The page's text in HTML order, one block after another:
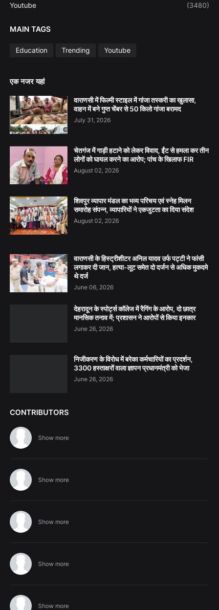
Youtube (3480)
MAIN TAGS
Education Trending Youtube
एक नजर यहां
वाराणसी में फिल्मी स्टाइल में गांजा तस्करी का खुलासा,
वाहन में बने गुप्त चेंबर से 50 किलो गांजा बरामद
July 31, 2026
चेतगंज में गाड़ी हटाने को लेकर विवाद, ईंट से हमला कर तीन
लोगों को घायल करने का आरोप; पांच के खिलाफ FIR
August 02, 2026
शिवपुर व्यापार मंडल का भव्य परिचय एवं स्नेह मिलन
समारोह संपन्न, व्यापारियों ने एकजुटता का दिया संदेश
August 02, 2026
वाराणसी के हिस्ट्रीशीटर अनिल यादव उर्फ पट्टी ने फांसी
लगाकर दी जान, हत्या-लूट समेत दो दर्जन से अधिक मुकदमे
थे दर्ज
June 06, 2026
देहरादून के स्पोर्ट्स कॉलेज में रैगिंग के आरोप, दो छात्र
मानसिक तनाव में; प्रशासन ने आरोपों से किया इनकार
June 26, 2026
निजीकरण के विरोध में बरेका कर्मचारियों का प्रदर्शन,
3300 हस्ताक्षरों वाला ज्ञापन प्रधानमंत्री को भेजा
June 26, 2026
CONTRIBUTORS
Show more
Show more
Show more
Show more
Show more